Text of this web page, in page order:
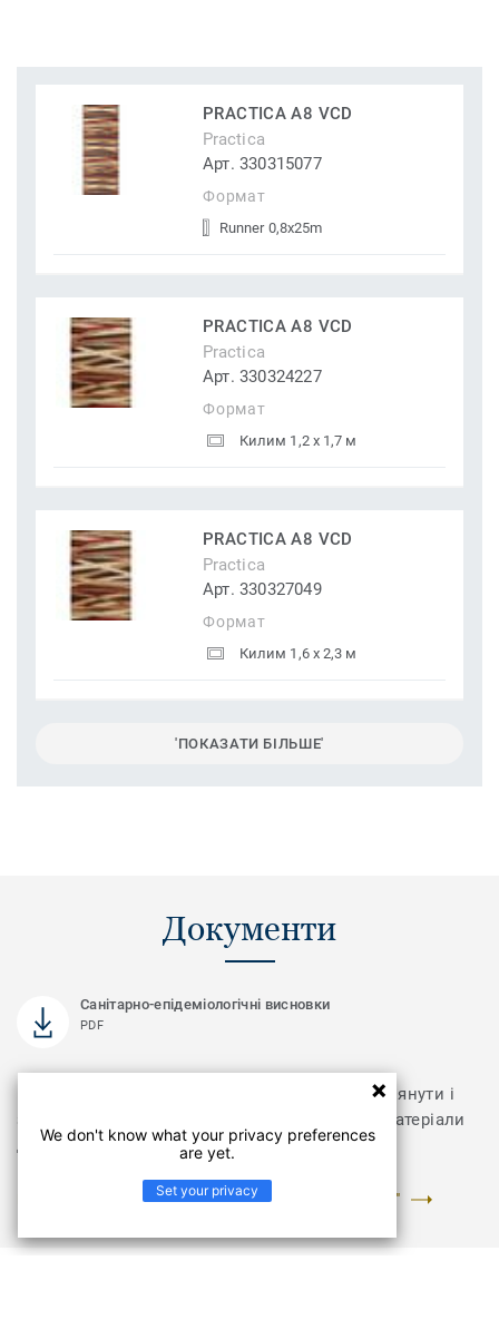
PRACTICA A8 VCD
Practica
Арт. 330315077
Формат
Runner 0,8x25m
PRACTICA A8 VCD
Practica
Арт. 330324227
Формат
Килим 1,2 x 1,7 м
PRACTICA A8 VCD
Practica
Арт. 330327049
Формат
Килим 1,6 x 2,3 м
'ПОКАЗАТИ БІЛЬШЕ'
Документи
Санітарно-епідеміологічні висновки
PDF
Відвідайте розділ з документами, щоб переглянути і
завантажити інструкції з укладання та інші матеріали
для колекції Practica
ПЕРЕЙТИ У РОЗДІЛ "ДОКУМЕНТИ ТА ЗОБРАЖЕННЯ"
We don't know what your privacy preferences
are yet.
Set your privacy